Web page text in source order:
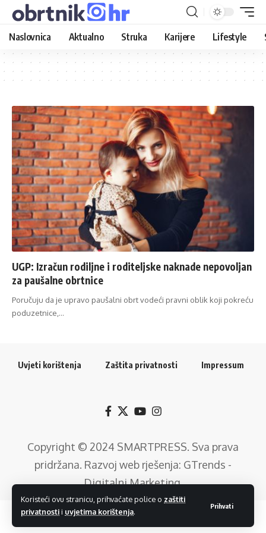
Koristeći ovu stranicu, prihvaćate police o zaštiti
privatnostii uvjetima korištenja.
Prihvati
Naslovnica Aktualno Struka Karijere Lifestyle
UGP: Izračun rodiljne i roditeljske naknade nepovoljan
za paušalne obrtnice
Poručuju da je upravo paušalni obrt vodeći pravni oblik koji pokreću
poduzetnice,…
Uvjeti korištenja Zaštita privatnosti Impressum
Copyright © 2024 SMARTPRESS. Sva prava
pridržana. Razvoj web rješenja: GTrends -
Digitalni Marketing.